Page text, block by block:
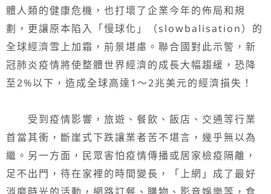
體人類的健康危機，也打壞了企業今年的佈局和規
劃，更讓原本陷入「慢球化」（slowbalisation）的
全球經濟雪上加霜，前景堪慮。聯合國對此示警，新
冠肺炎疫情將使整體世界經濟的成長大幅趨緩，恐降
至2%以下，造成全球高達1～2兆美元的經濟損失！
受到疫情影響，旅遊、餐飲、飯店、交通等行業
首當其衝，斷崖式下跌讓業者苦不堪言，幾乎無以為
繼。另一方面，民眾害怕疫情傳播或居家檢疫隔離，
足不出門，待在家裡的時間變長，「上網」成了最好